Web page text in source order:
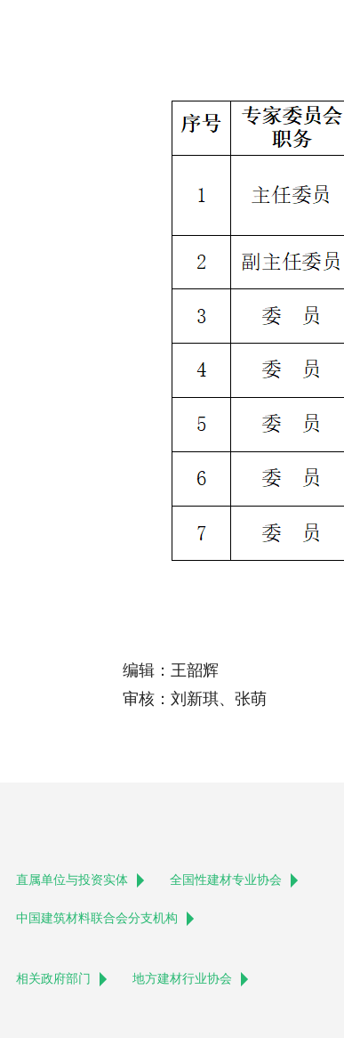
编辑：王韶辉
审核：刘新琪、张萌
直属单位与投资实体 全国性建材专业协会
中国建筑材料联合会分支机构
相关政府部门 地方建材行业协会